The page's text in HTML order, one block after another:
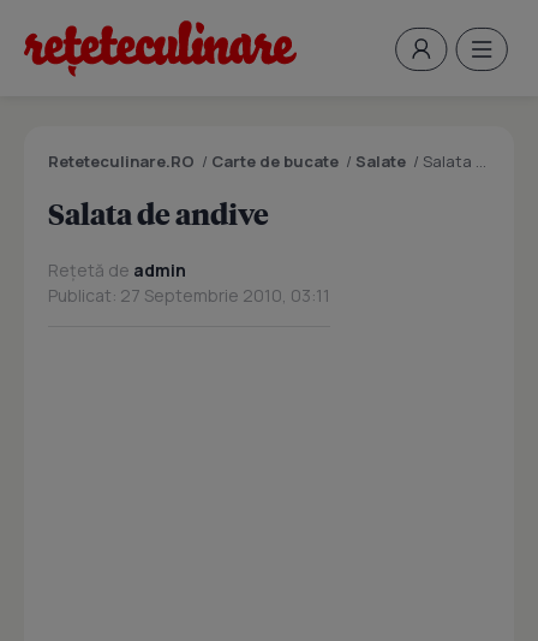
Reteteculinare.RO / Carte de bucate / Salate / Salata de andive
Salata de andive
Rețetă de admin
Publicat: 27 Septembrie 2010, 03:11